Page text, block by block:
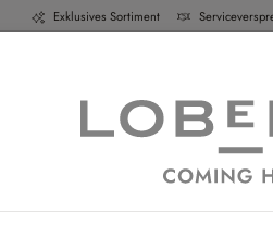
Exklusives Sortiment
Küche Schlafen Bad